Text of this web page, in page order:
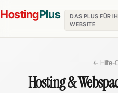
HostingPlus
DAS PLUS FÜR
WEBSITE
← Hilfe-
Hosting &